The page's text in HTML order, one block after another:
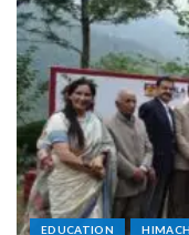
EDUCATION